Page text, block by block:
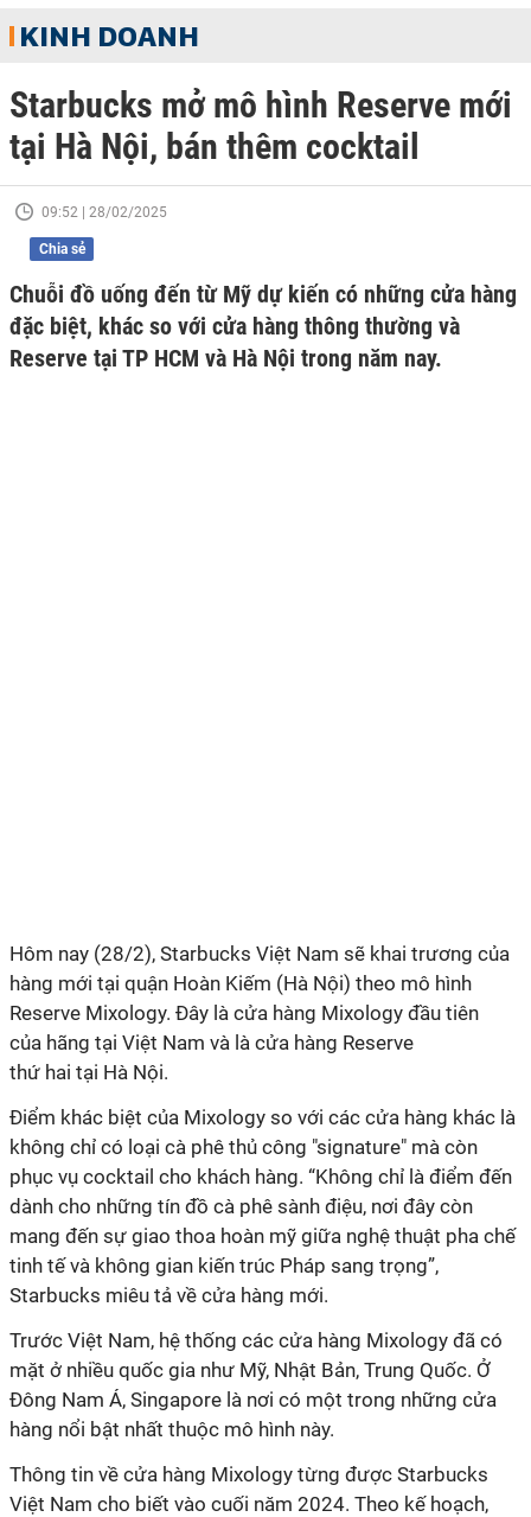
KINH DOANH
Starbucks mở mô hình Reserve mới
tại Hà Nội, bán thêm cocktail
09:52 | 28/02/2025
Chia sẻ
Chuỗi đồ uống đến từ Mỹ dự kiến có những cửa hàng
đặc biệt, khác so với cửa hàng thông thường và
Reserve tại TP HCM và Hà Nội trong năm nay.
Hôm nay (28/2), Starbucks Việt Nam sẽ khai trương của
hàng mới tại quận Hoàn Kiếm (Hà Nội) theo mô hình
Reserve Mixology. Đây là cửa hàng Mixology đầu tiên
của hãng tại Việt Nam và là cửa hàng Reserve
thứ hai tại Hà Nội.
Điểm khác biệt của Mixology so với các cửa hàng khác là
không chỉ có loại cà phê thủ công "signature" mà còn
phục vụ cocktail cho khách hàng. “Không chỉ là điểm đến
dành cho những tín đồ cà phê sành điệu, nơi đây còn
mang đến sự giao thoa hoàn mỹ giữa nghệ thuật pha chế
tinh tế và không gian kiến trúc Pháp sang trọng”,
Starbucks miêu tả về cửa hàng mới.
Trước Việt Nam, hệ thống các cửa hàng Mixology đã có
mặt ở nhiều quốc gia như Mỹ, Nhật Bản, Trung Quốc. Ở
Đông Nam Á, Singapore là nơi có một trong những cửa
hàng nổi bật nhất thuộc mô hình này.
Thông tin về cửa hàng Mixology từng được Starbucks
Việt Nam cho biết vào cuối năm 2024. Theo kế hoạch,